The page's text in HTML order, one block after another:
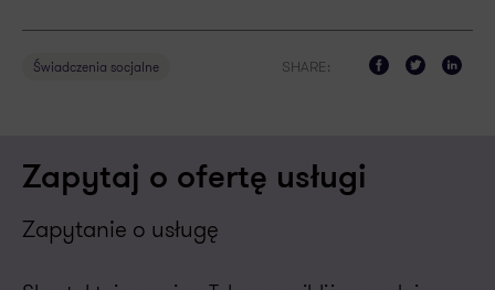
Świadczenia socjalne SHARE:
Zapytaj o ofertę usługi
Zapytanie o usługę